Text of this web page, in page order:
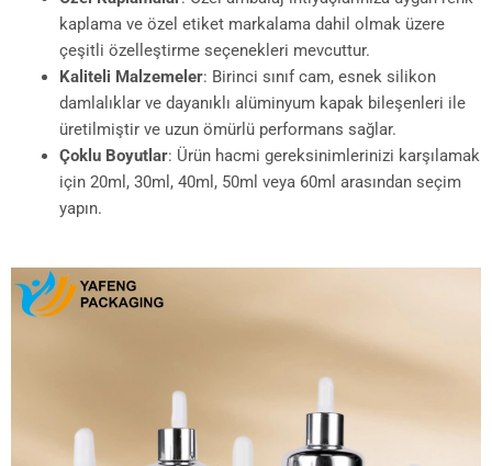
kaplama ve özel etiket markalama dahil olmak üzere
çeşitli özelleştirme seçenekleri mevcuttur.
Kaliteli Malzemeler: Birinci sınıf cam, esnek silikon
damlalıklar ve dayanıklı alüminyum kapak bileşenleri ile
üretilmiştir ve uzun ömürlü performans sağlar.
Çoklu Boyutlar: Ürün hacmi gereksinimlerinizi karşılamak
için 20ml, 30ml, 40ml, 50ml veya 60ml arasından seçim
yapın.